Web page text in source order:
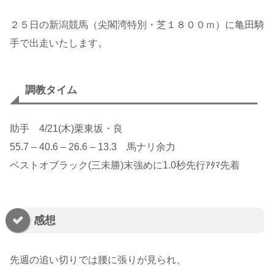
２５日の新潟競馬（尖閣湾特別・芝１８００ｍ）に亀田騎
手で出走いたします。
調教タイム
助手 4/21(木)栗東坂・良
55.7 – 40.6 – 26.6 – 13.3 馬ナリ余力
ベストオブラック(三未勝)末強めに1.0秒先行ｱﾀﾏ先着
感想
先週の追い切りでは腰に張りが見られ、